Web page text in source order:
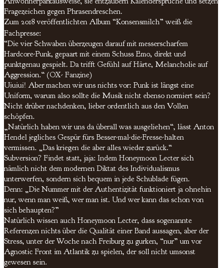
Fragezeichen gegen Phrasendreschen.
Zum 2018 veröffentlichten Album “Konsensmilch” weiß die
Fachpresse:
“Die vier Schwaben überzeugen darauf mit messerscharfem
Hardcore-Punk, gepaart mit einem Schuss Emo, direkt und
punktgenau gespielt. Da trifft Gefühl auf Härte, Melancholie auf
Aggression.“ (OX- Fanzine)
Uiuiui! Aber machen wir uns nichts vor: Punk ist längst eine
Uniform, warum also sollte die Musik nicht ebenso normiert sein?
Nicht drüber nachdenken, lieber ordentlich aus den Vollen
schöpfen.
„Natürlich haben wir uns da überall was ausgeliehen“, lässt Anton
Hendel jegliches Gespür fürs Besser-mal-die-Fresse-halten
vermissen. „Das kriegen die aber alles wieder zurück.“
Subversion? Findet statt, jaja: Indem Honeymoon Lecter sich
nämlich nicht dem modernen Diktat des Individualismus
unterwerfen, sondern sich bequem in jede Schublade fügen.
Denn: „Die Nummer mit der Authentizität funktioniert ja ohnehin
nur, wenn man weiß, wer man ist. Und wer kann das schon von
sich behaupten?”
Natürlich wissen auch Honeymoon Lecter, dass sogenannte
Referenzen nichts über die Qualität einer Band aussagen, aber der
Stress, unter der Woche nach Freiburg zu gurken, “nur” um vor
Agnostic Front im Atlantik zu spielen, der soll nicht umsonst
gewesen sein.